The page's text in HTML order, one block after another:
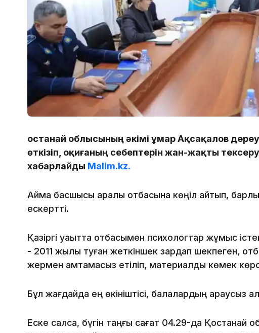
Қостанай облысының әкімі Құмар Ақсақалов
өткізіп, оқиғаның себептерін жан-жақты
хабарлайды Malim.kz.
Аймақ басшысы қаралы отбасына көңіл айтып, барлық
ескертті.
Қазіргі уақытта отбасымен психологтар жұмыс
- 2011 жылы туған жеткіншек зардап шекпеген,
жермен қамтамасыз етіліп, материалдық көмек
Бұл жағдайда ең өкініштісі, балалардың қараусыз
Еске салсақ, бүгін таңғы сағат 04.29-да Қостанай